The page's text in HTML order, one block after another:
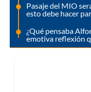
Pasaje del MIO
esto debe hacer
¿Qué pensaba
emotiva reflexión